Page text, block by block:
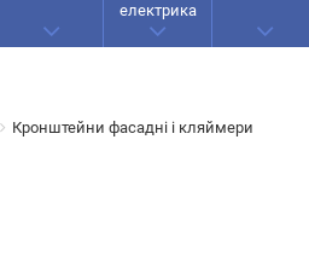
електрика
Кронштейни фасадні і кляймери